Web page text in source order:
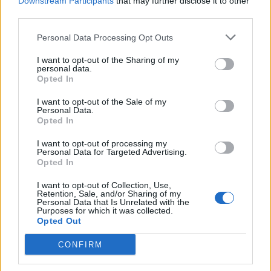
Personal Data Processing Opt Outs
I want to opt-out of the Sharing of my
personal data.
Opted In
I want to opt-out of the Sale of my
Personal Data.
Opted In
I want to opt-out of processing my
Personal Data for Targeted Advertising.
Opted In
I want to opt-out of Collection, Use,
Retention, Sale, and/or Sharing of my
Personal Data that Is Unrelated with the
Purposes for which it was collected.
Opted Out
CONFIRM
οχήματος 4x4 και την παραχώρησή
Με λαμπρότητα η Μεταμόρφωση
του Σωτήρος στη Σκάλα
Μιστεγνών
πανηγυρική Θεία Λειτουργία και
στην ευλογία των σταφυλιών
Η Λευκή Νύχτα γέμισε ζωή την
αγορά του Πλωμαρίου
Μουσική, χορός και αυξημένη
κίνηση στη δεύτερη διοργάνωση
του Εμπορικού Συλλόγου
Πλωμαρίου